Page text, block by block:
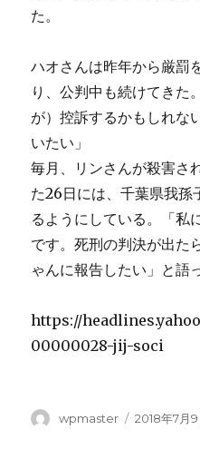
た。
ハオさんは昨年から厳罰
り、公判中も続けてきた
が）控訴するかもしれな
いたい」
毎月、リンさんが殺害さ
た26日には、千葉県我孫
るようにしている。「私
です。死刑の判決が出た
ゃんに報告したい」と語
https://
00000028-jij-soci
投
wpmaster
投
2018年7月9